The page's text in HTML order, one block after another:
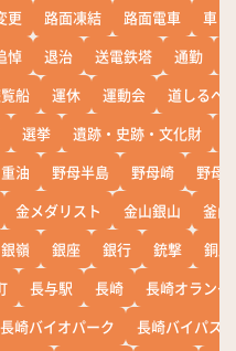
更 路面凍結 路面電車
車
悼 退治 送電鉄塔 通勤
船 運休 運動会
道しるべ
選挙 遺跡・史跡・文化財
重油 野母半島 野母崎
野母
金メダリスト 金山銀山
釜山
銀嶺 銀座 銀行 銃撃
銅座
長与駅 長崎
長崎オランダ
長崎バイオパーク
長崎バイパス